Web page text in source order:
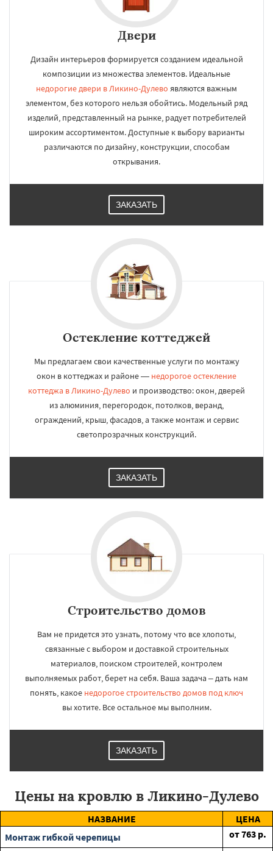
Двери
Дизайн интерьеров формируется созданием идеальной
композиции из множества элементов. Идеальные
недорогие двери в Ликино-Дулево являются важным
элементом, без которого нельзя обойтись. Модельный ряд
изделий, представленный на рынке, радует потребителей
широким ассортиментом. Доступные к выбору варианты
различаются по дизайну, конструкции, способам
открывания.
ЗАКАЗАТЬ
Остекление коттеджей
Мы предлагаем свои качественные услуги по монтажу
окон в коттеджах и районе — недорогое остекление
коттеджа в Ликино-Дулево и производство: окон, дверей
из алюминия, перегородок, потолков, веранд,
ограждений, крыш, фасадов, а также монтаж и сервис
светопрозрачных конструкций.
ЗАКАЗАТЬ
Строительство домов
Вам не придется это узнать, потому что все хлопоты,
связанные с выбором и доставкой строительных
материалов, поиском строителей, контролем
выполняемых работ, берет на себя. Ваша задача – дать нам
понять, какое недорогое строительство домов под ключ
вы хотите. Все остальное мы выполним.
ЗАКАЗАТЬ
Цены на кровлю в Ликино-Дулево
НАЗВАНИЕ
ЦЕНА
Монтаж гибкой черепицы
от763 р.